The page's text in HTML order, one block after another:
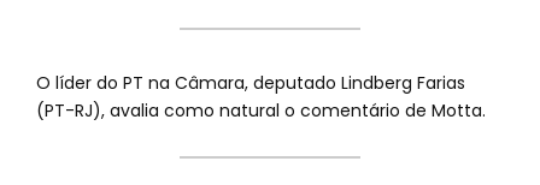
O líder do PT na Câmara, deputado Lindberg Farias
(PT-RJ), avalia como natural o comentário de Motta.